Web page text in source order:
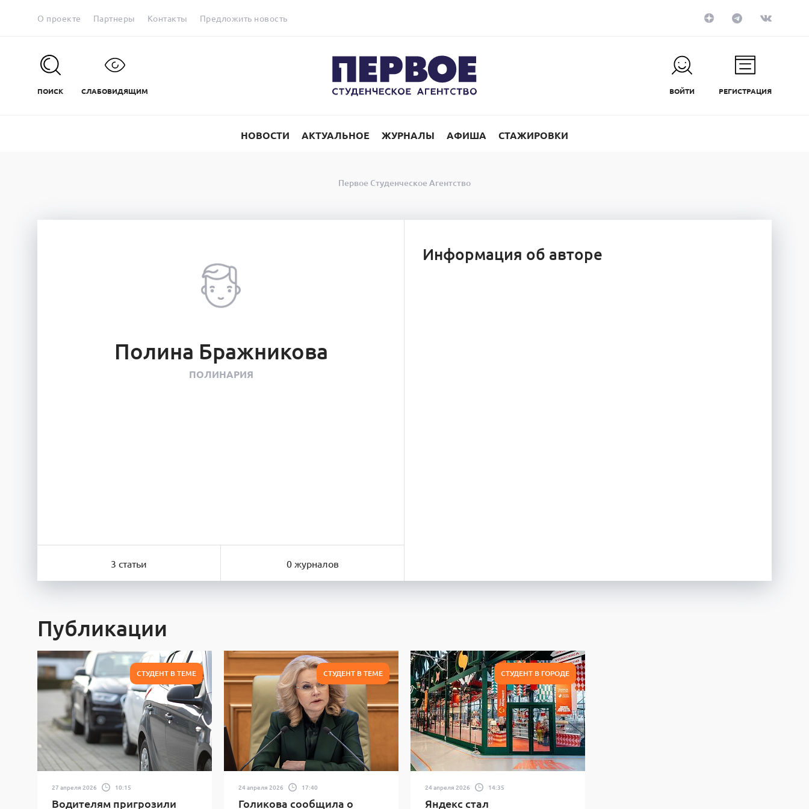
О проекте Партнеры Контакты Предложить новость
ПОИСК СЛАБОВИДЯЩИМ ВОЙТИ РЕГИСТРАЦИЯ
НОВОСТИ АКТУАЛЬНОЕ ЖУРНАЛЫ АФИША СТАЖИРОВКИ
Первое Студенческое Агентство
Полина Бражникова
ПОЛИНАРИЯ
3 статьи 0 журналов
Информация об авторе
Публикации
СТУДЕНТ В ТЕМЕ
27 апреля 2026 10:15
Водителям пригрозили
СТУДЕНТ В ТЕМЕ
24 апреля 2026 17:40
Голикова сообщила о
СТУДЕНТ В ГОРОДЕ
24 апреля 2026 14:35
Яндекс стал